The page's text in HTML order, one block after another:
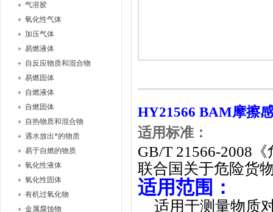
气溶胶
氧化性气体
加压气体
易燃液体
自反应物质和混合物
易燃固体
自燃液体
自燃固体
自热物质和混合物
遇水放出*的物质
易于自燃的物质
氧化性液体
氧化性固体
有机过氧化物
金属腐蚀物
HY21566 BAM摩擦
适用标准：
GB/T 21566-2008
联合国关于危险货
适用范围：
适用于测量物质